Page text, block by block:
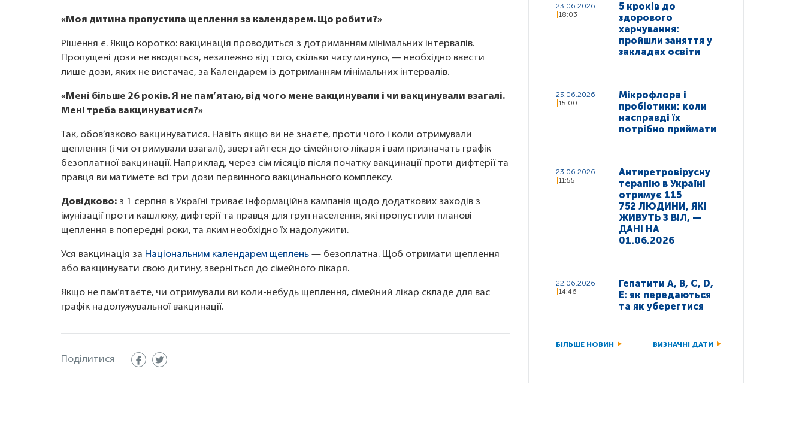
«Моя дитина пропустила щеплення за календарем. Що робити?»
Рішення є. Якщо коротко: вакцинація проводиться з дотриманням мінімальних інтервалів.
Пропущені дози не вводяться, незалежно від того, скільки часу минуло, — необхідно ввести
лише дози, яких не вистачає, за Календарем із дотриманням мінімальних інтервалів.
«Мені більше 26 років. Я не пам’ятаю, від чого мене вакцинували і чи вакцинували взагалі.
Мені треба вакцинуватися?»
Так, обов’язково вакцинуватися. Навіть якщо ви не знаєте, проти чого і коли отримували
щеплення (і чи отримували взагалі), звертайтеся до сімейного лікаря і вам призначать графік
безоплатної вакцинації. Наприклад, через сім місяців після початку вакцинації проти дифтерії та
правця ви матимете всі три дози первинного вакцинального комплексу.
Довідково: з 1 серпня в Україні триває інформаційна кампанія щодо додаткових заходів з
імунізації проти кашлюку, дифтерії та правця для груп населення, які пропустили планові
щеплення в попередні роки, та яким необхідно їх надолужити.
Уся вакцинація за Національним календарем щеплень — безоплатна. Щоб отримати щеплення
або вакцинувати свою дитину, зверніться до сімейного лікаря.
Якщо не пам’ятаєте, чи отримували ви коли-небудь щеплення, сімейний лікар складе для вас
графік надолужувальної вакцинації.
Поділитися
23.06.2026
18:03
5 кроків до
здорового
харчування:
пройшли заняття у
закладах освіти
23.06.2026
15:00
Мікрофлора і
пробіотики: коли
насправді їх
потрібно приймати
23.06.2026
11:55
Антиретровірусну
терапію в Україні
отримує 115
752 ЛЮДИНИ, ЯКІ
ЖИВУТЬ З ВІЛ, —
ДАНІ НА
01.06.2026
22.06.2026
14:46
Гепатити A, B, C, D,
E: як передаються
та як уберегтися
БІЛЬШЕ НОВИН ВИЗНАЧНІ ДАТИ